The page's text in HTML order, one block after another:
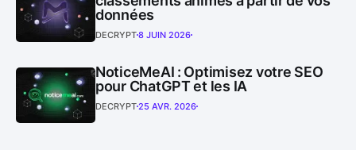
données
DECRYPT8 JUIN 2026
NoticeMeAI : Optimisez votre SEO
pour ChatGPT et les IA
DECRYPT25 AVR. 2026